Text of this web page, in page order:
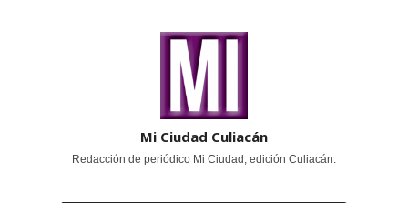
Mi Ciudad Culiacán
Redacción de periódico Mi Ciudad, edición Culiacán.